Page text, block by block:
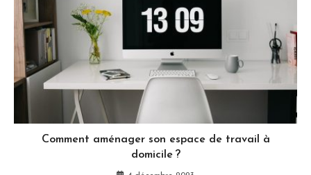
Comment aménager son espace de travail à
domicile ?